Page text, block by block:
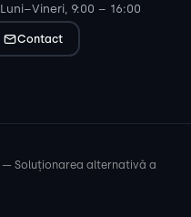
Luni–Vineri, 9:00 – 16:00
Contact